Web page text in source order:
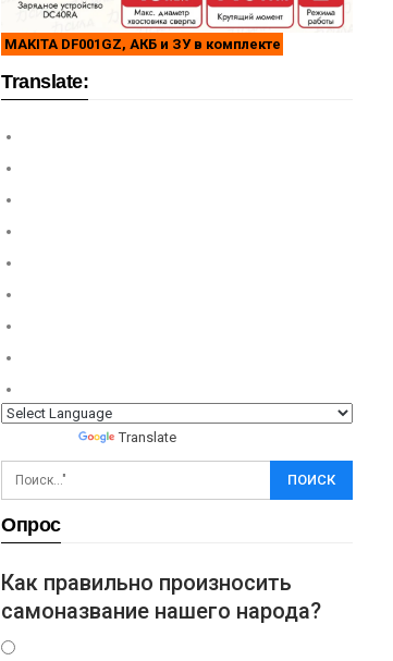
MAKITA DF001GZ, АКБ и ЗУ в комплекте
Translate:
Powered by Translate
Опрос
Как правильно произносить
самоназвание нашего народа?